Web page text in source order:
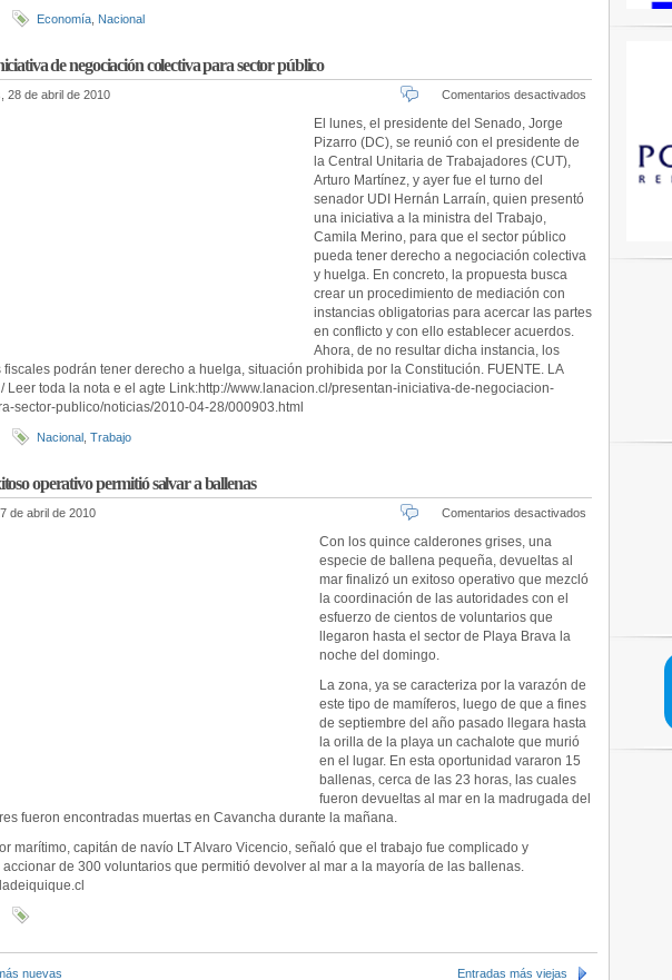
Economía Nacional
de negociación colectiva para sector público
28 de abril de 2010 Comentarios desactivados
negociación
colectiva
El lunes, el presidente del Senado, Jorge
Pizarro (DC), se reunió con el presidente de
la Central Unitaria de Trabajadores (CUT),
Arturo Martínez, y ayer fue el turno del
senador UDI Hernán Larraín, quien presentó
una iniciativa a la ministra del Trabajo,
Camila Merino, para que el sector público
pueda tener derecho a negociación colectiva
y huelga. En concreto, la propuesta busca
crear un procedimiento de mediación con
instancias obligatorias para acercar las partes
en conflicto y con ello establecer acuerdos.
Ahora, de no resultar dicha instancia, los
podrán tener derecho a huelga, situación prohibida por la Constitución. FUENTE. LA
Leer toda la nota e el agte Link:http://www.lanacion.cl/presentan-iniciativa-de-negociacion-
sector-publico/noticias/2010-04-28/000903.html
Nacional Trabajo
operativo permitió salvar a ballenas
de abril de 2010 Comentarios desactivados
ballenas
Con los quince calderones grises, una
especie de ballena pequeña, devueltas al
mar finalizó un exitoso operativo que mezcló
la coordinación de las autoridades con el
esfuerzo de cientos de voluntarios que
llegaron hasta el sector de Playa Brava la
noche del domingo.
La zona, ya se caracteriza por la varazón de
este tipo de mamíferos, luego de que a fines
de septiembre del año pasado llegara hasta
la orilla de la playa un cachalote que murió
en el lugar. En esta oportunidad vararon 15
ballenas, cerca de las 23 horas, las cuales
fueron devueltas al mar en la madrugada del
fueron encontradas muertas en Cavancha durante la mañana.
marítimo, capitán de navío LT Alvaro Vicencio, señaló que el trabajo fue complicado y
de 300 voluntarios que permitió devolver al mar a la mayoría de las ballenas.
nuevas Entradas más viejas